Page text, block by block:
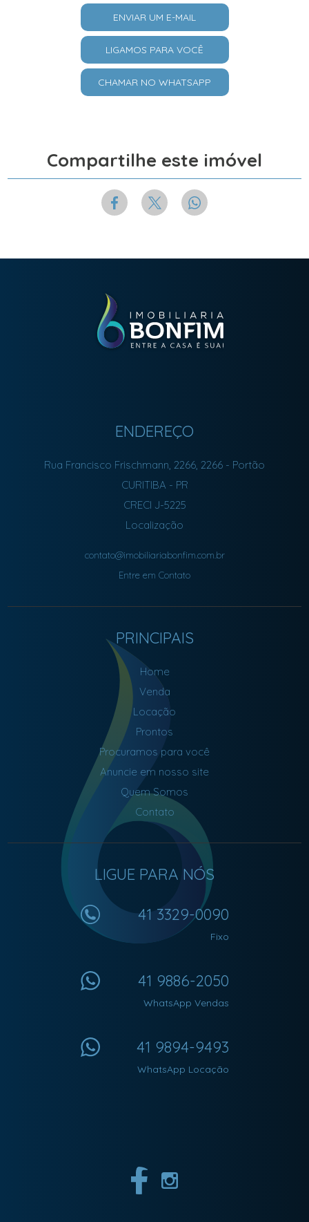
ENVIAR UM E-MAIL
LIGAMOS PARA VOCÊ
CHAMAR NO WHATSAPP
Compartilhe este imóvel
ENDEREÇO
Rua Francisco Frischmann, 2266, 2266 - Portão
CURITIBA - PR
CRECI J-5225
Localização
contato@imobiliariabonfim.com.br
Entre em Contato
PRINCIPAIS
Home
Venda
Locação
Prontos
Procuramos para você
Anuncie em nosso site
Quem Somos
Contato
LIGUE PARA NÓS
41 3329-0090
Fixo
41 9886-2050
WhatsApp Vendas
41 9894-9493
WhatsApp Locação